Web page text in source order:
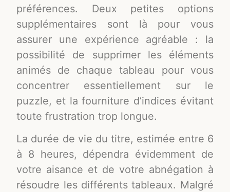
préférences. Deux petites options
supplémentaires sont là pour vous
assurer une expérience agréable : la
possibilité de supprimer les éléments
animés de chaque tableau pour vous
concentrer essentiellement sur le
puzzle, et la fourniture d’indices évitant
toute frustration trop longue.
La durée de vie du titre, estimée entre 6
à 8 heures, dépendra évidemment de
votre aisance et de votre abnégation à
résoudre les différents tableaux. Malgré